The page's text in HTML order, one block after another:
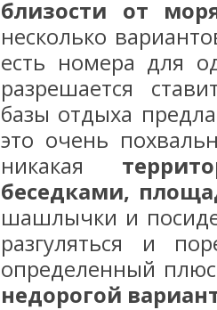
близости от
несколько
есть номера для
разрешается
базы отдыха
это очень
никакая
беседками,
шашлычки и
разгуляться и
определенный
недорогой